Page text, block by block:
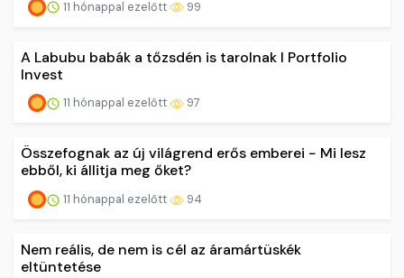
11 hónappal ezelőtt 99
A Labubu babák a tőzsdén is tarolnak I Portfolio
Invest
11 hónappal ezelőtt 97
Összefognak az új világrend erős emberei − Mi lesz
ebből, ki állitja meg őket?
11 hónappal ezelőtt 94
Nem reális, de nem is cél az áramártüskék
eltüntetése